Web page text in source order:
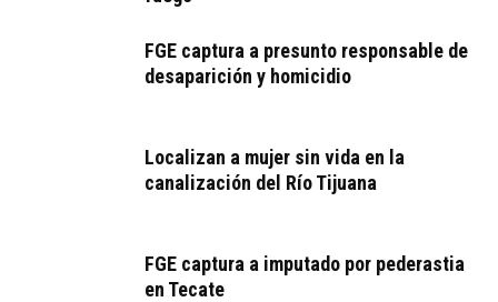
FGE captura a presunto responsable de
desaparición y homicidio
Localizan a mujer sin vida en la
canalización del Río Tijuana
FGE captura a imputado por pederastia
en Tecate